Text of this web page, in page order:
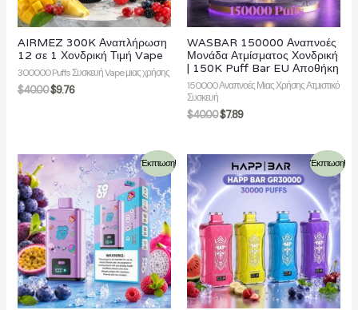
AIRMEZ 300K Αναπλήρωση
12 σε 1 Χονδρική Τιμή Vape
300000 Puffs Συσκευή Vape μιας χρήσης
$40.00$9.76
WASBAR 150000 Αναπνοές
Μονάδα Ατμίσματος Χονδρική
| 150K Puff Bar EU Αποθήκη
150000 Αναπνοές Μιας Χρήσης Ατμιστικό
Συσκευή
$40.00$7.89
Έκπτωση! Έκπτωση!